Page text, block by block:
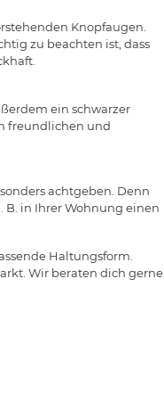
Knopfaugen.
zu beachten ist, dass
ein schwarzer
freundlichen und
achtgeben. Denn
B. in Ihrer Wohnung einen
Haltungsform.
Wir beraten dich gerne,